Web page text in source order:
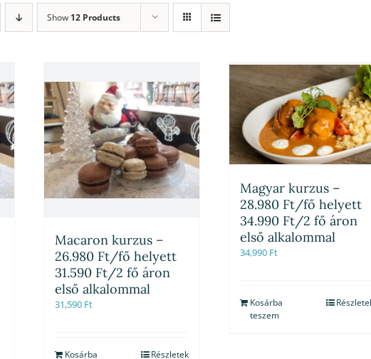
Show 12 Products
Macaron kurzus –
26.980 Ft/fő helyett
31.590 Ft/2 fő áron
első alkalommal
31,590 Ft
Kosárba
Részletek
Magyar kurzus –
28.980 Ft/fő helyett
34.990 Ft/2 fő áron
első alkalommal
34,990 Ft
Kosárba
teszem